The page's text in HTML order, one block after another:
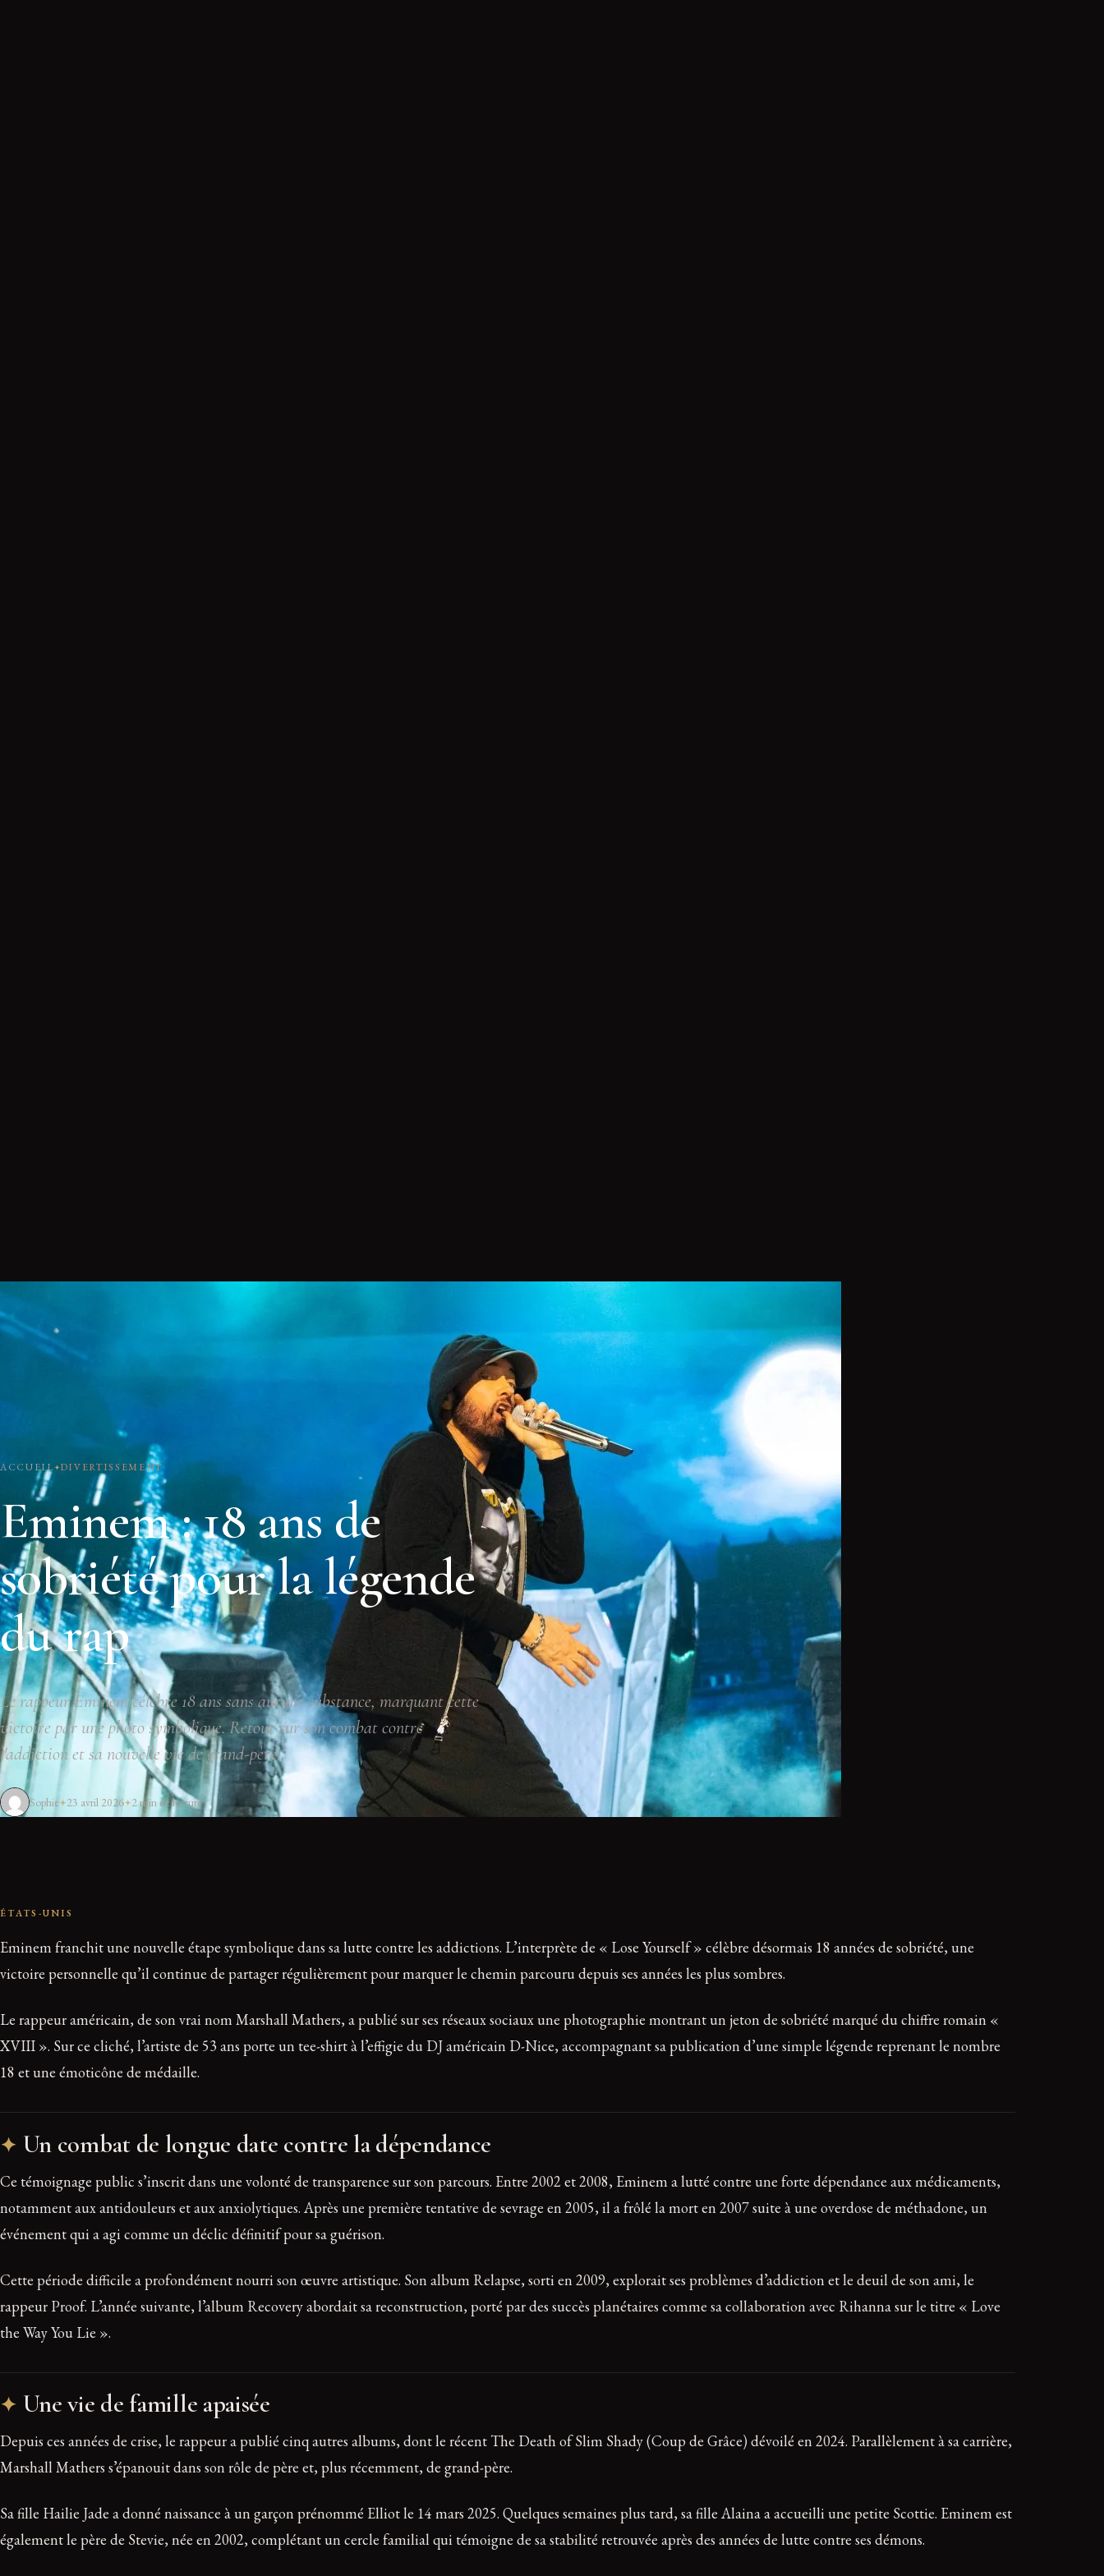
ACCUEIL DIVERTISSEMENT
Eminem : 18 ans de
sobriété pour la légende
du rap
Le rappeur Eminem célèbre 18 ans sans aucune substance, marquant cette
victoire par une photo symbolique. Retour sur son combat contre
l'addiction et sa nouvelle vie de grand-père.
Sophie 23 avril 2026 2 min de lecture
ÉTATS-UNIS
Eminem franchit une nouvelle étape symbolique dans sa lutte contre les addictions. L’interprète de « Lose Yourself » célèbre désormais 18 années de sobriété, une
victoire personnelle qu’il continue de partager régulièrement pour marquer le chemin parcouru depuis ses années les plus sombres.
Le rappeur américain, de son vrai nom Marshall Mathers, a publié sur ses réseaux sociaux une photographie montrant un jeton de sobriété marqué du chiffre romain «
XVIII ». Sur ce cliché, l’artiste de 53 ans porte un tee-shirt à l’effigie du DJ américain D-Nice, accompagnant sa publication d’une simple légende reprenant le nombre
18 et une émoticône de médaille.
Un combat de longue date contre la dépendance
Ce témoignage public s’inscrit dans une volonté de transparence sur son parcours. Entre 2002 et 2008, Eminem a lutté contre une forte dépendance aux médicaments,
notamment aux antidouleurs et aux anxiolytiques. Après une première tentative de sevrage en 2005, il a frôlé la mort en 2007 suite à une overdose de méthadone, un
événement qui a agi comme un déclic définitif pour sa guérison.
Cette période difficile a profondément nourri son œuvre artistique. Son album Relapse, sorti en 2009, explorait ses problèmes d’addiction et le deuil de son ami, le
rappeur Proof. L’année suivante, l’album Recovery abordait sa reconstruction, porté par des succès planétaires comme sa collaboration avec Rihanna sur le titre « Love
the Way You Lie ».
Une vie de famille apaisée
Depuis ces années de crise, le rappeur a publié cinq autres albums, dont le récent The Death of Slim Shady (Coup de Grâce) dévoilé en 2024. Parallèlement à sa carrière,
Marshall Mathers s’épanouit dans son rôle de père et, plus récemment, de grand-père.
Sa fille Hailie Jade a donné naissance à un garçon prénommé Elliot le 14 mars 2025. Quelques semaines plus tard, sa fille Alaina a accueilli une petite Scottie. Eminem est
également le père de Stevie, née en 2002, complétant un cercle familial qui témoigne de sa stabilité retrouvée après des années de lutte contre ses démons.